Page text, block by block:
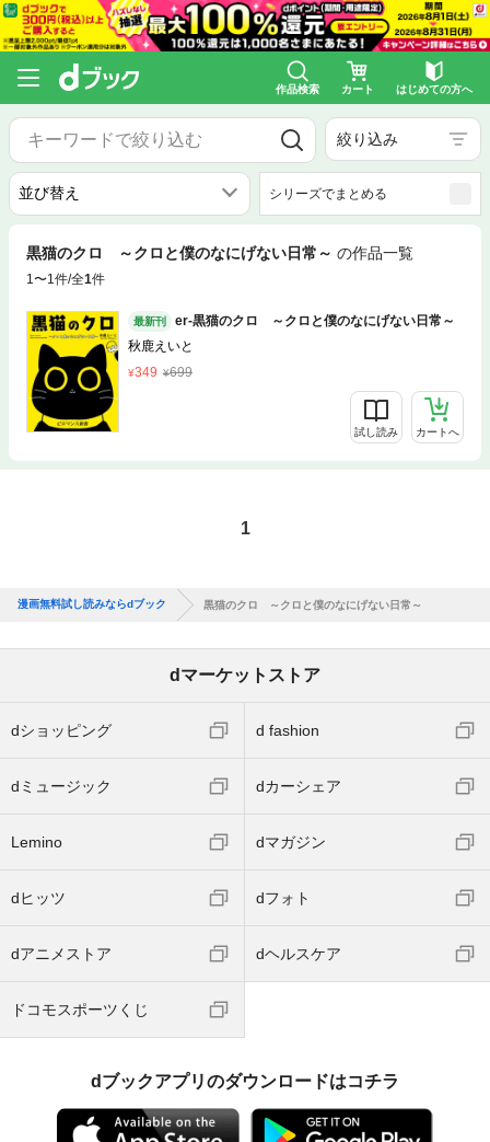
作品検索 カート はじめての方へ
絞り込み
シリーズでまとめる
黒猫のクロ ～クロと僕のなにげない日常～ の作品一覧
1〜1件/全1件
最新刊
er-黒猫のクロ ～クロと僕のなにげない日常～
秋鹿えいと
349
699
試し読み カートへ
1
漫画無料試し読みならdブック 黒猫のクロ ～クロと僕のなにげない日常～
dマーケットストア
dショッピング d fashion
dミュージック dカーシェア
Lemino dマガジン
dヒッツ dフォト
dアニメストア dヘルスケア
ドコモスポーツくじ
dブックアプリのダウンロードはコチラ